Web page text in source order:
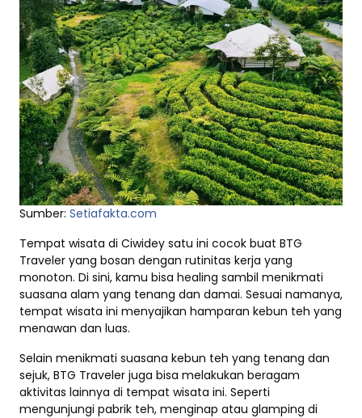
Sumber: Setiafakta.com
Tempat wisata di Ciwidey satu ini cocok buat BTG
Traveler yang bosan dengan rutinitas kerja yang
monoton. Di sini, kamu bisa healing sambil menikmati
suasana alam yang tenang dan damai. Sesuai namanya,
tempat wisata ini menyajikan hamparan kebun teh yang
menawan dan luas.
Selain menikmati suasana kebun teh yang tenang dan
sejuk, BTG Traveler juga bisa melakukan beragam
aktivitas lainnya di tempat wisata ini. Seperti
mengunjungi pabrik teh, menginap atau glamping di